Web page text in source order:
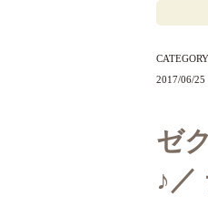
2017/06/25
ゼ
♪／